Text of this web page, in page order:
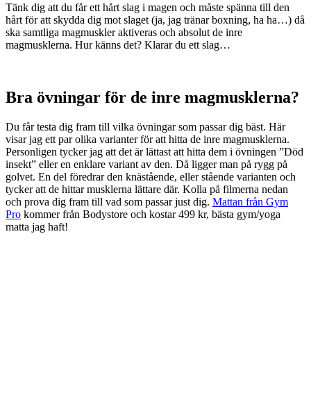
Tänk dig att du får ett hårt slag i magen och måste spänna till den
hårt för att skydda dig mot slaget (ja, jag tränar boxning, ha ha…) då
ska samtliga magmuskler aktiveras och absolut de inre
magmusklerna. Hur känns det? Klarar du ett slag…
Bra övningar för de inre magmusklerna?
Du får testa dig fram till vilka övningar som passar dig bäst. Här
visar jag ett par olika varianter för att hitta de inre magmusklerna.
Personligen tycker jag att det är lättast att hitta dem i övningen ”Död
insekt” eller en enklare variant av den. Då ligger man på rygg på
golvet. En del föredrar den knästående, eller stående varianten och
tycker att de hittar musklerna lättare där. Kolla på filmerna nedan
och prova dig fram till vad som passar just dig. Mattan från Gym
Pro kommer från Bodystore och kostar 499 kr, bästa gym/yoga
matta jag haft!